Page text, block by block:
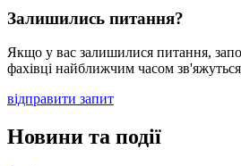
Залишились питання?
Якщо у вас залишилися питання,
фахівці найближчим часом
відправити запит
Новини та події